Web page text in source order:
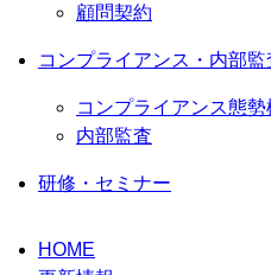
顧問契約
コンプライアンス・内部監
コンプライアンス態勢
内部監査
研修・セミナー
HOME